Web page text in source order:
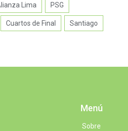
Lima PSG
Cuartos de Final Santiago
Menú
Sobre